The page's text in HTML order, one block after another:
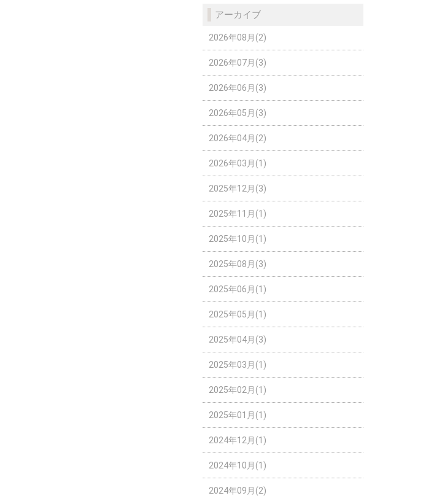
アーカイブ
2026年08月(2)
2026年07月(3)
2026年06月(3)
2026年05月(3)
2026年04月(2)
2026年03月(1)
2025年12月(3)
2025年11月(1)
2025年10月(1)
2025年08月(3)
2025年06月(1)
2025年05月(1)
2025年04月(3)
2025年03月(1)
2025年02月(1)
2025年01月(1)
2024年12月(1)
2024年10月(1)
2024年09月(2)